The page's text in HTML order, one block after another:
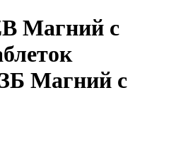
Магний с
Магний с